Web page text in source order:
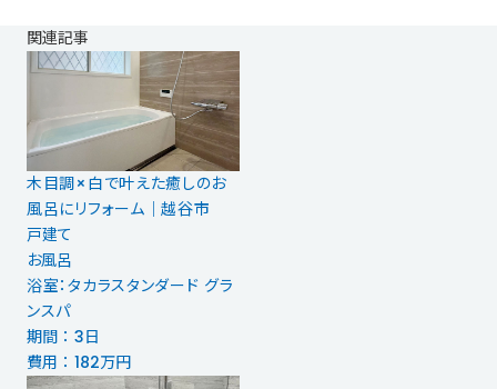
関連記事
木目調×白で叶えた癒しのお
風呂にリフォーム｜越谷市
戸建て
お風呂
浴室：タカラスタンダード グラ
ンスパ
期間 ： 3日
費用 ： 182万円